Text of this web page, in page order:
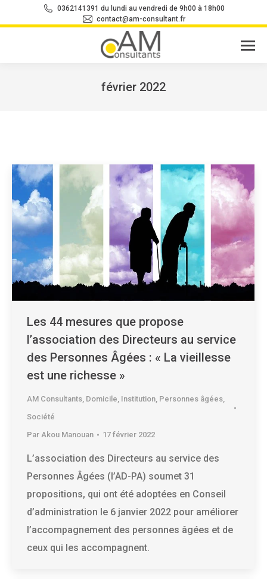
0362141391 du lundi au vendredi de 9h00 à 18h00
contact@am-consultant.fr
février 2022
Les 44 mesures que propose
l’association des Directeurs au service
des Personnes Âgées : « La vieillesse
est une richesse »
AM Consultants Domicile Institution Personnes âgées
Société
Par Akou Manouan 17 février 2022
L’association des Directeurs au service des
Personnes Âgées (l’AD-PA) soumet 31
propositions, qui ont été adoptées en Conseil
d’administration le 6 janvier 2022 pour améliorer
l’accompagnement des personnes âgées et de
ceux qui les accompagnent.